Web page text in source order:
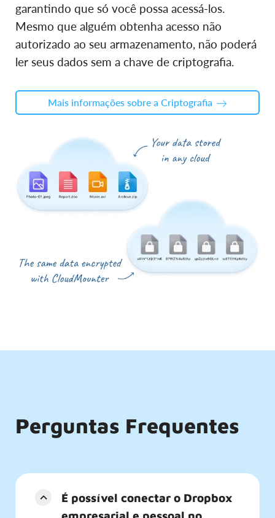
garantindo que só você possa acessá-los.
Mesmo que alguém obtenha acesso não
autorizado ao seu armazenamento, não poderá
ler seus dados sem a chave de criptografia.
Mais informações sobre a Criptografia
Perguntas Frequentes
É possível conectar o Dropbox